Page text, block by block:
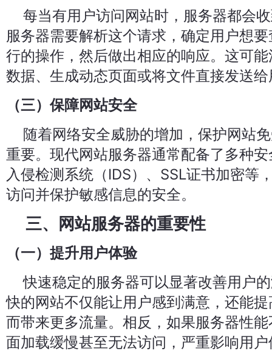
每当有用户访问网站时，服务器都会
服务器需要解析这个请求，确定用户想
行的操作，然后做出相应的响应。这可
数据、生成动态页面或将文件直接发送
（三）保障网站安全
随着网络安全威胁的增加，保护网站
重要。现代网站服务器通常配备了多种
入侵检测系统（IDS）、SSL证书加密等
访问并保护敏感信息的安全。
三、网站服务器的重要性
（一）提升用户体验
快速稳定的服务器可以显著改善用户
快的网站不仅能让用户感到满意，还能
而带来更多流量。相反，如果服务器性
面加载缓慢甚至无法访问，严重影响用